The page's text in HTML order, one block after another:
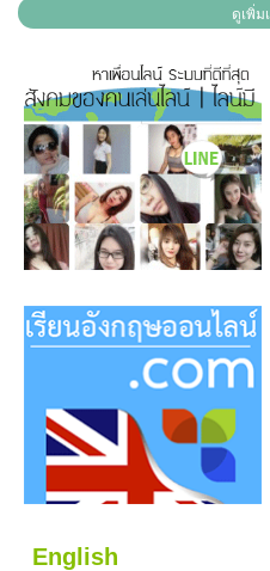
ดูเพิ่ม
English